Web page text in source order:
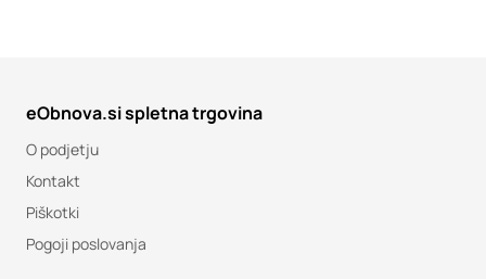
eObnova.si spletna trgovina
O podjetju
Kontakt
Piškotki
Pogoji poslovanja